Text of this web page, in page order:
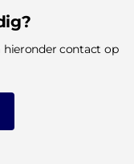
hieronder contact op